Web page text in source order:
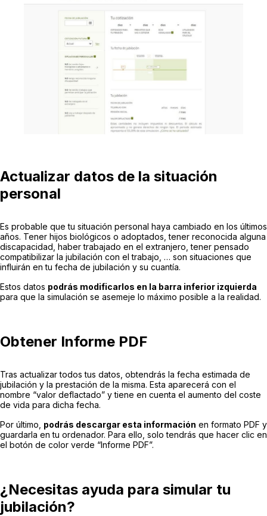
Actualizar datos de la situación
personal
Es probable que tu situación personal haya cambiado en los últimos
años. Tener hijos biológicos o adoptados, tener reconocida alguna
discapacidad, haber trabajado en el extranjero, tener pensado
compatibilizar la jubilación con el trabajo, … son situaciones que
influirán en tu fecha de jubilación y su cuantía.
Estos datos podrás modificarlos en la barra inferior izquierda
para que la simulación se asemeje lo máximo posible a la realidad.
Obtener Informe PDF
Tras actualizar todos tus datos, obtendrás la fecha estimada de
jubilación y la prestación de la misma. Esta aparecerá con el
nombre “valor deflactado” y tiene en cuenta el aumento del coste
de vida para dicha fecha.
Por último, podrás descargar esta información en formato PDF y
guardarla en tu ordenador. Para ello, solo tendrás que hacer clic en
el botón de color verde “Informe PDF”.
¿Necesitas ayuda para simular tu
jubilación?